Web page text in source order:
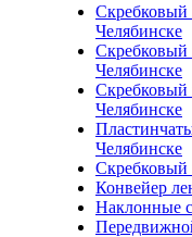
Скребковый
Челябинске
Скребковый
Челябинске
Челябинске
Челябинске
Скребковый
Конвейер
Наклонные